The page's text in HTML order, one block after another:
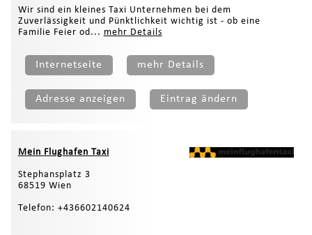
Wir sind ein kleines Taxi Unternehmen bei dem
Zuverlässigkeit und Pünktlichkeit wichtig ist - ob eine
Familie Feier od... mehr Details
Internetseite mehr Details
Adresse anzeigen Eintrag ändern
Mein Flughafen Taxi
Stephansplatz 3
68519 Wien
Telefon: +436602140624